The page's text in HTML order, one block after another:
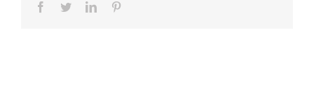
Facebook
TwitterLinkedIn